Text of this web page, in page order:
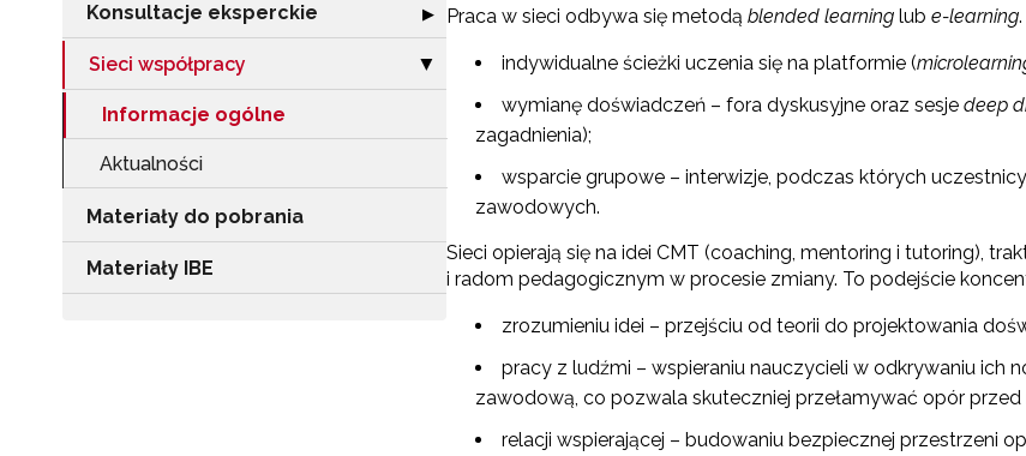
Konsultacje eksperckie Rozwiń sekcję "Konsultacje eksperckie"
▶
Sieci współpracy Zwiń sekcję "Sieci współpracy"
▶
Informacje ogólne
Aktualności
Materiały do pobrania
Materiały IBE
Praca w sieci odbywa się metodą blended learning lub e-learning
indywidualne ścieżki uczenia się na platformie (
wymianę doświadczeń – fora dyskusyjne oraz sesje deep
zagadnienia);
wsparcie grupowe – interwizje, podczas których
zawodowych.
Sieci opierają się na idei CMT (coaching, mentoring i tutoring),
i radom pedagogicznym w procesie zmiany. To podejście
zrozumieniu idei – przejściu od teorii do projektowania
pracy z ludźmi – wspieraniu nauczycieli w odkrywaniu ich
zawodową, co pozwala skuteczniej przełamywać opór przed
relacji wspierającej – budowaniu bezpiecznej przestrzeni